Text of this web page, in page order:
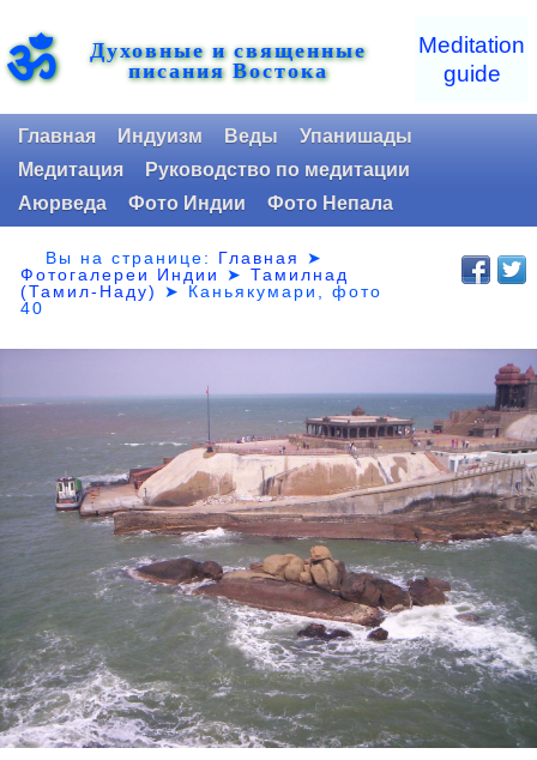
ॐ Духовные и священные
писания Востока
Meditation
guide
Главная Индуизм Веды
Упанишады
Медитация
Руководство по медитации
Аюрведа
Фото Индии Фото Непала
Вы на странице: Главная
➤
Фотогалереи Индии
➤Тамилнад
(Тамил-Наду)
➤ Каньякумари, фото
40